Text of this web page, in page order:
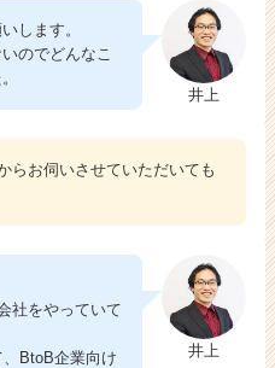
井上
します。
のでどんなこ
らお伺いさせていただいても
井上
社をやっていて
BtoB企業向け